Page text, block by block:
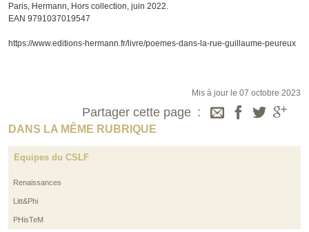
Paris, Hermann, Hors collection, juin 2022.
EAN 9791037019547
https://www.editions-hermann.fr/livre/poemes-dans-la-rue-guillaume-peureux
Mis à jour le 07 octobre 2023
Partager cette page
DANS LA MÊME RUBRIQUE
Equipes du CSLF
Renaissances
Litt&Phi
PHisTeM